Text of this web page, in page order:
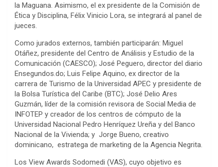
la Maguana. Asimismo, el ex presidente de la Comisión de
Ética y Disciplina, Félix Vinicio Lora, se integrará al panel de
jueces.
Como jurados externos, también participarán: Miguel
Otáñez, presidente del Centro de Análisis y Estudio de la
Comunicación (CAESCO); José Peguero, director del diario
Ensegundos.do; Luis Felipe Aquino, ex director de la
carrera de Turismo de la Universidad APEC y presidente de
la Bolsa Turística del Caribe (BTC); José Delio Ares
Guzmán, líder de la comisión revisora de Social Media de
INFOTEP y creador de los centros de cómputo de la
Universidad Nacional Pedro Henríquez Ureña y del Banco
Nacional de la Vivienda; y Jorge Bueno, creativo
dominicano, estratega de marketing de la Agencia Negrita.
Los View Awards Sodomedi (VAS), cuyo objetivo es